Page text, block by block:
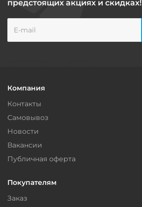
предстоящих акциях и скидках!
Компания
Контакты
Самовывоз
Новости
Вакансии
Публичная оферта
Покупателям
Заказ